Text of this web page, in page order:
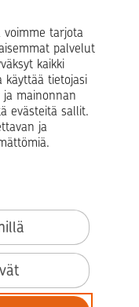
voimme tarjota
palvelut
kaikki
käyttää tietojasi
ja mainonnan
evästeitä sallit.
ja